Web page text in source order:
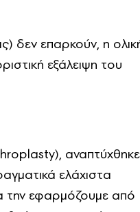
δεν επαρκούν, η
εξάλειψη του
αναπτύχθηκε
ελάχιστα
την εφαρμόζουμε από